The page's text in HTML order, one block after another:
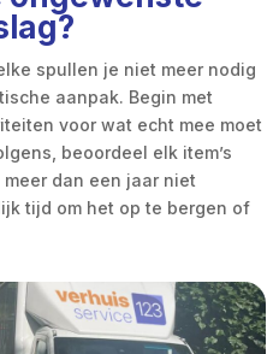
spullen je niet meer nodig
aanpak. Begin met
voor wat echt mee moet
beoordeel elk item’s
dan een jaar niet
tijd om het op te bergen of